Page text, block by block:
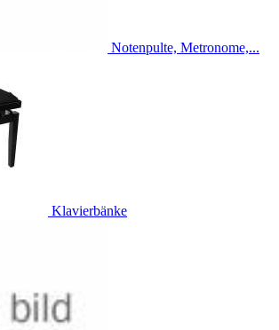
Notenpulte, Metronome,...
Klavierbänke